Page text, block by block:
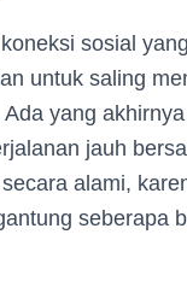
sosial
untuk saling
yang
jauh
alami,
seberapa